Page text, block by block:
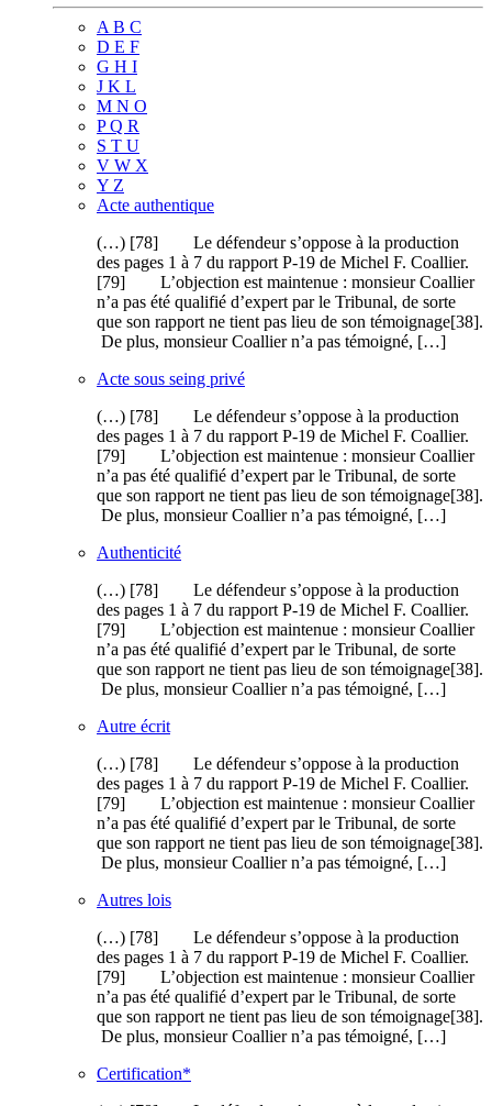
A B C
D E F
G H I
J K L
M N O
P Q R
S T U
V W X
Y Z
Acte authentique
(…) [78] Le défendeur s’oppose à la production
des pages 1 à 7 du rapport P-19 de Michel F. Coallier.
[79] L’objection est maintenue : monsieur Coallier
n’a pas été qualifié d’expert par le Tribunal, de sorte
que son rapport ne tient pas lieu de son témoignage[38].
De plus, monsieur Coallier n’a pas témoigné, […]
Acte sous seing privé
(…) [78] Le défendeur s’oppose à la production
des pages 1 à 7 du rapport P-19 de Michel F. Coallier.
[79] L’objection est maintenue : monsieur Coallier
n’a pas été qualifié d’expert par le Tribunal, de sorte
que son rapport ne tient pas lieu de son témoignage[38].
De plus, monsieur Coallier n’a pas témoigné, […]
Authenticité
(…) [78] Le défendeur s’oppose à la production
des pages 1 à 7 du rapport P-19 de Michel F. Coallier.
[79] L’objection est maintenue : monsieur Coallier
n’a pas été qualifié d’expert par le Tribunal, de sorte
que son rapport ne tient pas lieu de son témoignage[38].
De plus, monsieur Coallier n’a pas témoigné, […]
Autre écrit
(…) [78] Le défendeur s’oppose à la production
des pages 1 à 7 du rapport P-19 de Michel F. Coallier.
[79] L’objection est maintenue : monsieur Coallier
n’a pas été qualifié d’expert par le Tribunal, de sorte
que son rapport ne tient pas lieu de son témoignage[38].
De plus, monsieur Coallier n’a pas témoigné, […]
Autres lois
(…) [78] Le défendeur s’oppose à la production
des pages 1 à 7 du rapport P-19 de Michel F. Coallier.
[79] L’objection est maintenue : monsieur Coallier
n’a pas été qualifié d’expert par le Tribunal, de sorte
que son rapport ne tient pas lieu de son témoignage[38].
De plus, monsieur Coallier n’a pas témoigné, […]
Certification*